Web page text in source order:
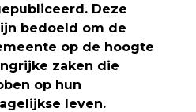
Deze
bedoeld om de
op de hoogte
zaken die
op hun
leven.